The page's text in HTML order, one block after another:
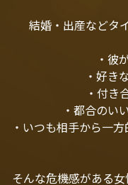
結婚・出産などタ
・彼
・好き
・付き
・都合のい
・いつも相手から一
そんな危機感がある女